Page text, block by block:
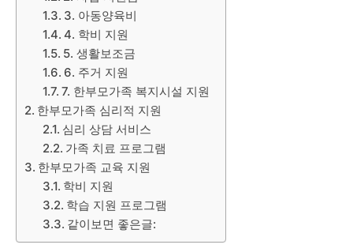
3. 아동양육비
4. 학비 지원
5. 생활보조금
6. 주거 지원
7. 한부모가족 복지시설 지원
한부모가족 심리적 지원
심리 상담 서비스
가족 치료 프로그램
한부모가족 교육 지원
학비 지원
학습 지원 프로그램
같이보면 좋은글: